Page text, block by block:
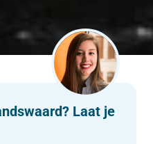
Laat je